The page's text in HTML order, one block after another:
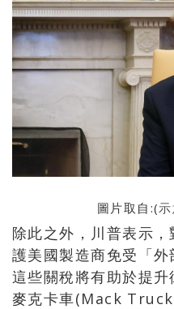
圖片取自:(
除此之外，川普表示
護美國製造商免受「外
這些關稅將有助於提
麥克卡車(Mack